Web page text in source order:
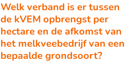
Welk verband is er tussen
de kVEM opbrengst per
hectare en de afkomst van
het melkveebedrijf van een
bepaalde grondsoort?